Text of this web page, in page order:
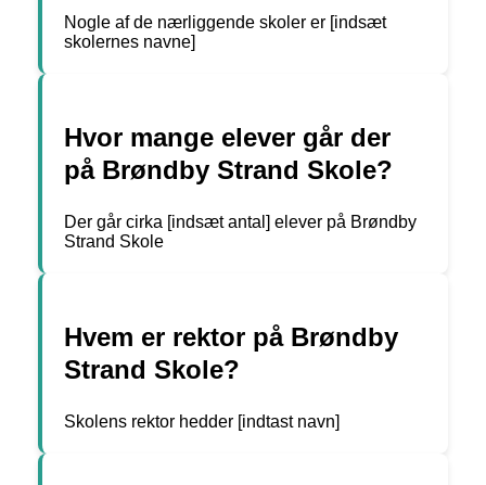
Nogle af de nærliggende skoler er [indsæt
skolernes navne]
Hvor mange elever går der
på Brøndby Strand Skole?
Der går cirka [indsæt antal] elever på Brøndby
Strand Skole
Hvem er rektor på Brøndby
Strand Skole?
Skolens rektor hedder [indtast navn]